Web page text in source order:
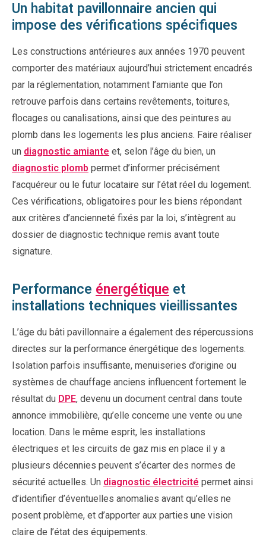
Un habitat pavillonnaire ancien qui
impose des vérifications spécifiques
Les constructions antérieures aux années 1970 peuvent
comporter des matériaux aujourd’hui strictement encadrés
par la réglementation, notamment l’amiante que l’on
retrouve parfois dans certains revêtements, toitures,
flocages ou canalisations, ainsi que des peintures au
plomb dans les logements les plus anciens. Faire réaliser
un diagnostic amiante et, selon l’âge du bien, un
diagnostic plomb permet d’informer précisément
l’acquéreur ou le futur locataire sur l’état réel du logement.
Ces vérifications, obligatoires pour les biens répondant
aux critères d’ancienneté fixés par la loi, s’intègrent au
dossier de diagnostic technique remis avant toute
signature.
Performance énergétique et
installations techniques vieillissantes
L’âge du bâti pavillonnaire a également des répercussions
directes sur la performance énergétique des logements.
Isolation parfois insuffisante, menuiseries d’origine ou
systèmes de chauffage anciens influencent fortement le
résultat du DPE, devenu un document central dans toute
annonce immobilière, qu’elle concerne une vente ou une
location. Dans le même esprit, les installations
électriques et les circuits de gaz mis en place il y a
plusieurs décennies peuvent s’écarter des normes de
sécurité actuelles. Un diagnostic électricité permet ainsi
d’identifier d’éventuelles anomalies avant qu’elles ne
posent problème, et d’apporter aux parties une vision
claire de l’état des équipements.